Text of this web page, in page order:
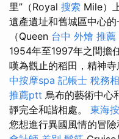
里”（Royal 搜索 Mile）
遺產遺址和舊城區中心的
（Queen 台中 外燴 推薦
1954年至1997年之間擔
嘆為觀止的稻田，精神寺
中按摩spa 記帳士 稅務
推薦ptt 烏布的藝術中心
靜完全和諧相處。 東海
您想進行異國風情的冒